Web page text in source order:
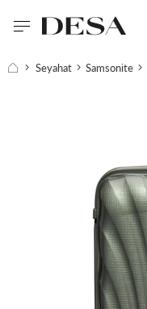
Seyahat Samsonite